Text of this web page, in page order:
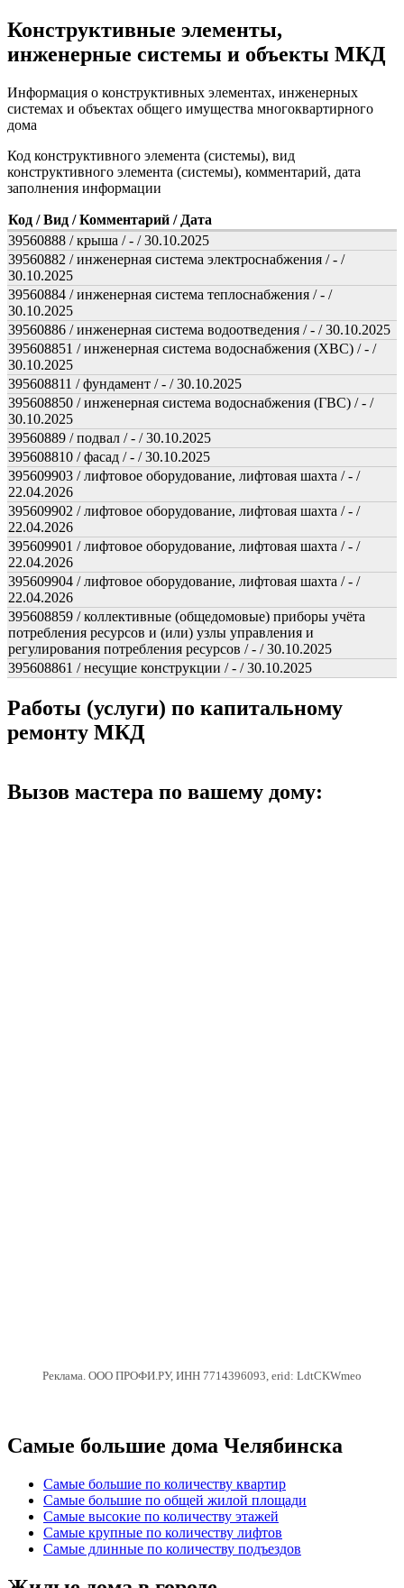
Конструктивные элементы,
инженерные системы и объекты МКД
Информация о конструктивных элементах, инженерных
системах и объектах общего имущества многоквартирного
дома
Код конструктивного элемента (системы), вид
конструктивного элемента (системы), комментарий, дата
заполнения информации
Код / Вид / Комментарий / Дата
39560888 / крыша / - / 30.10.2025
39560882 / инженерная система электроснабжения / - /
30.10.2025
39560884 / инженерная система теплоснабжения / - /
30.10.2025
39560886 / инженерная система водоотведения / - / 30.10.2025
395608851 / инженерная система водоснабжения (ХВС) / - /
30.10.2025
395608811 / фундамент / - / 30.10.2025
395608850 / инженерная система водоснабжения (ГВС) / - /
30.10.2025
39560889 / подвал / - / 30.10.2025
395608810 / фасад / - / 30.10.2025
395609903 / лифтовое оборудование, лифтовая шахта / - /
22.04.2026
395609902 / лифтовое оборудование, лифтовая шахта / - /
22.04.2026
395609901 / лифтовое оборудование, лифтовая шахта / - /
22.04.2026
395609904 / лифтовое оборудование, лифтовая шахта / - /
22.04.2026
395608859 / коллективные (общедомовые) приборы учёта
потребления ресурсов и (или) узлы управления и
регулирования потребления ресурсов / - / 30.10.2025
395608861 / несущие конструкции / - / 30.10.2025
Работы (услуги) по капитальному
ремонту МКД
Вызов мастера по вашему дому:
Реклама. ООО ПРОФИ.РУ, ИНН 7714396093, erid: LdtCKWmeo
Самые большие дома Челябинска
Самые большие по количеству квартир
Самые большие по общей жилой площади
Самые высокие по количеству этажей
Самые крупные по количеству лифтов
Самые длинные по количеству подъездов